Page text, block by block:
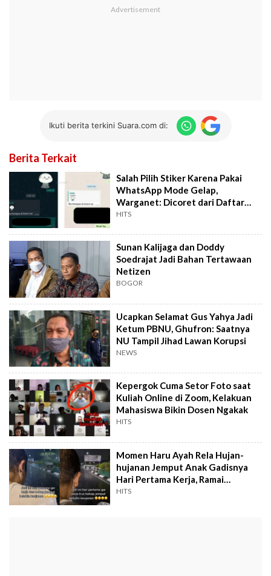
Ikuti berita terkini Suara.com di:
Berita Terkait
Salah Pilih Stiker Karena Pakai
WhatsApp Mode Gelap,
Warganet: Dicoret dari Daftar
Menantu
HITS
Sunan Kalijaga dan Doddy
Soedrajat Jadi Bahan Tertawaan
Netizen
BOGOR
Ucapkan Selamat Gus Yahya Jadi
Ketum PBNU, Ghufron: Saatnya
NU Tampil Jihad Lawan Korupsi
NEWS
Kepergok Cuma Setor Foto saat
Kuliah Online di Zoom, Kelakuan
Mahasiswa Bikin Dosen Ngakak
HITS
Momen Haru Ayah Rela Hujan-
hujanan Jemput Anak Gadisnya
Hari Pertama Kerja, Ramai
Didoakan
HITS